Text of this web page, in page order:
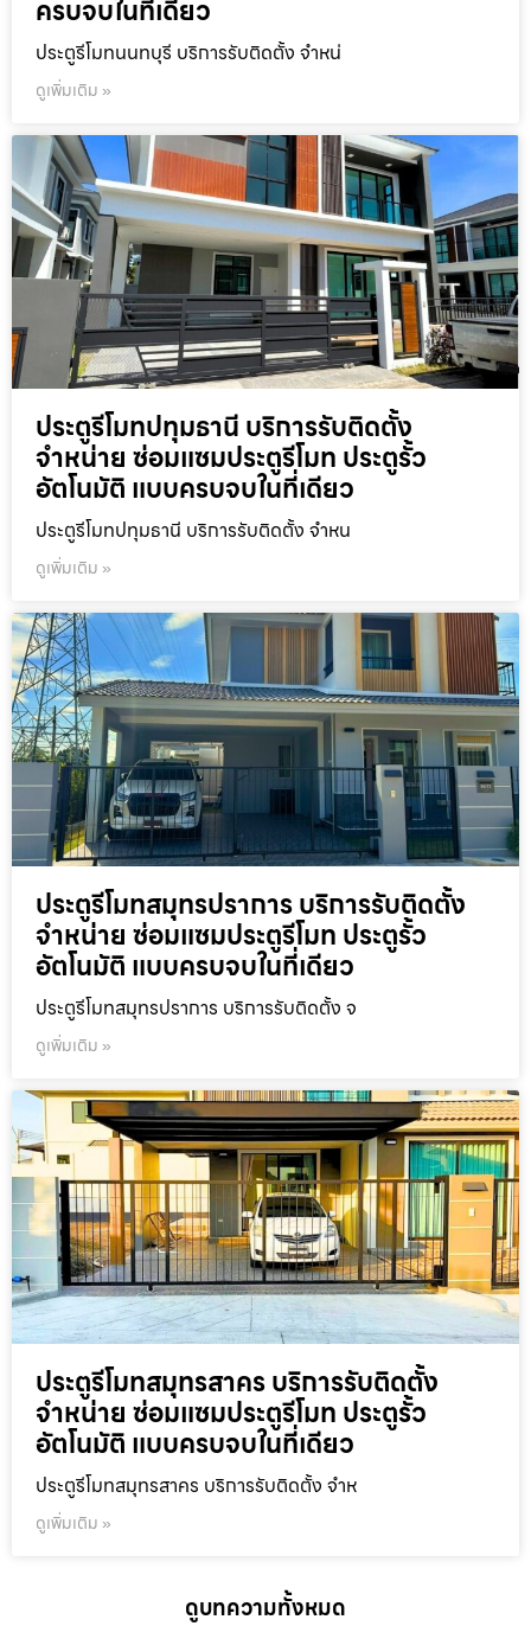
ครบจบในที่เดียว
ประตูรีโมทนนทบุรี บริการรับติดตั้ง จำหน่
ดูเพิ่มเติม »
ประตูรีโมทปทุมธานี บริการรับติดตั้ง
จำหน่าย ซ่อมแซมประตูรีโมท ประตูรั้ว
อัตโนมัติ แบบครบจบในที่เดียว
ประตูรีโมทปทุมธานี บริการรับติดตั้ง จำหน
ดูเพิ่มเติม »
ประตูรีโมทสมุทรปราการ บริการรับติดตั้ง
จำหน่าย ซ่อมแซมประตูรีโมท ประตูรั้ว
อัตโนมัติ แบบครบจบในที่เดียว
ประตูรีโมทสมุทรปราการ บริการรับติดตั้ง จ
ดูเพิ่มเติม »
ประตูรีโมทสมุทรสาคร บริการรับติดตั้ง
จำหน่าย ซ่อมแซมประตูรีโมท ประตูรั้ว
อัตโนมัติ แบบครบจบในที่เดียว
ประตูรีโมทสมุทรสาคร บริการรับติดตั้ง จำห
ดูเพิ่มเติม »
ดูบทความทั้งหมด